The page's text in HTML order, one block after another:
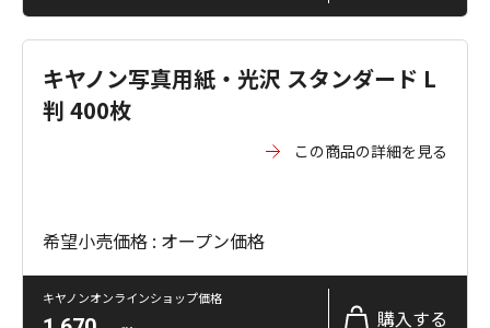
キヤノン写真用紙・光沢 スタンダード L
判 400枚
この商品の詳細を見る
希望小売価格 : オープン価格
キヤノンオンラインショップ価格
購入する